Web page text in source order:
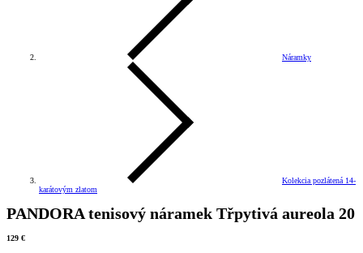
Náramky
Kolekcia pozlátená 14-
karátovým zlatom
PANDORA tenisový náramek Třpytivá aureola 20
129 €